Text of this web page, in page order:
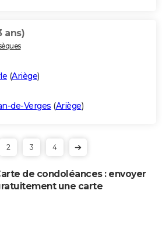
ans)
(Ariège)
de-Verges (Ariège)
2 3 4
de condoléances : envoyer
une carte